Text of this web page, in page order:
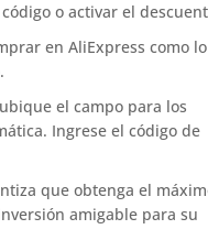
o activar el
en AliExpress como lo
el campo para los
Ingrese el código de
que obtenga el
amigable para su